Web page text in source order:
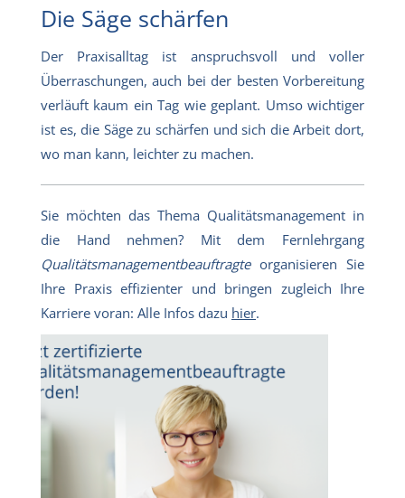
Die Säge schärfen
Der Praxisalltag ist anspruchsvoll und voller
Überraschungen, auch bei der besten Vorbereitung
verläuft kaum ein Tag wie geplant. Umso wichtiger
ist es, die Säge zu schärfen und sich die Arbeit dort,
wo man kann, leichter zu machen.
Sie möchten das Thema Qualitätsmanagement in
die Hand nehmen? Mit dem Fernlehrgang
Qualitätsmanagementbeauftragteorganisieren Sie
Ihre Praxis effizienter und bringen zugleich Ihre
Karriere voran: Alle Infos dazu hier.